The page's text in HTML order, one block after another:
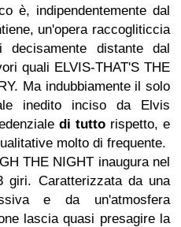
è, indipendentemente dal
un'opera raccogliticcia
decisamente distante dal
quali ELVIS-THAT'S THE
Ma indubbiamente il solo
inedito inciso da Elvis
di tutto rispetto, e
molto di frequente.
THE NIGHT inaugura nel
giri. Caratterizzata da una
e da un'atmosfera
lascia quasi presagire la